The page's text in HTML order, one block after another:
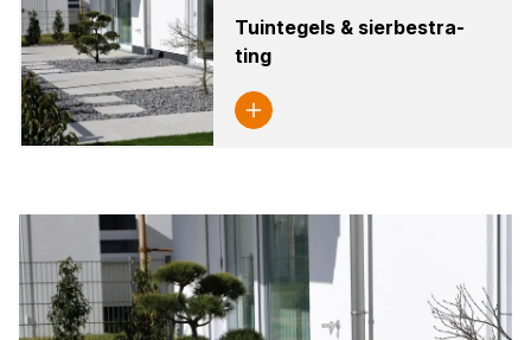
Tuin­te­gels & sier­be­stra­
ting